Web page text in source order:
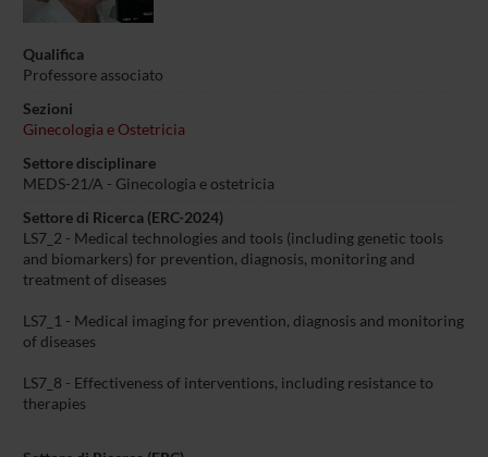
Qualifica
Professore associato
Sezioni
Ginecologia e Ostetricia
Settore disciplinare
MEDS-21/A - Ginecologia e ostetricia
Settore di Ricerca (ERC-2024)
LS7_2 - Medical technologies and tools (including genetic tools
and biomarkers) for prevention, diagnosis, monitoring and
treatment of diseases
LS7_1 - Medical imaging for prevention, diagnosis and monitoring
of diseases
LS7_8 - Effectiveness of interventions, including resistance to
therapies